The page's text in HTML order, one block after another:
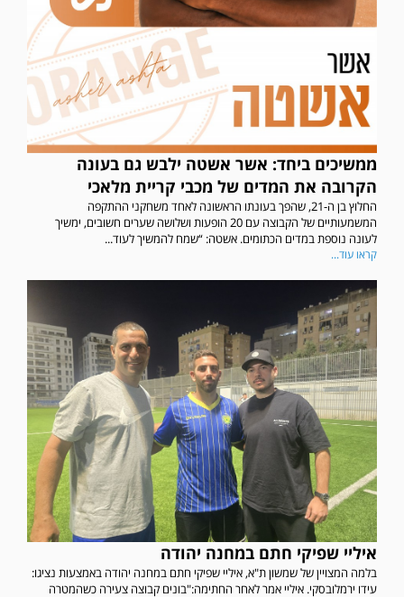
ממשיכים ביחד: אשר אשטה ילבש גם בעונה
הקרובה את המדים של מכבי קריית מלאכי
החלוץ בן ה-21, שהפך בעונתו הראשונה לאחד משחקני ההתקפה
המשמעותיים של הקבוצה עם 20 הופעות ושלושה שערים חשובים, ימשיך
לעונה נוספת במדים הכתומים. אשטה: “שמח להמשיך לעוד...
קראו עוד...
איליי שפיקי חתם במחנה יהודה
בלמה המצויין של שמשון ת"א, איליי שפיקי חתם במחנה יהודה באמצעות נציגו:
עידו ירמלובסקי. איליי אמר לאחר החתימה:"בונים קבוצה צעירה כשהמטרה